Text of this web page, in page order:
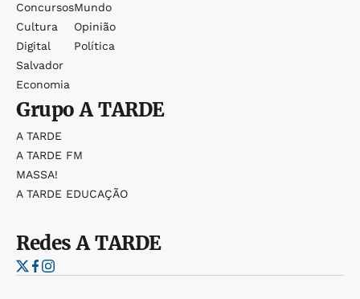
Concursos
Cultura
Digital
Salvador
Economia
Mundo
Opinião
Política
GrupoA TARDE
A TARDE
A TARDE FM
MASSA!
A TARDE EDUCAÇÃO
RedesA TARDE